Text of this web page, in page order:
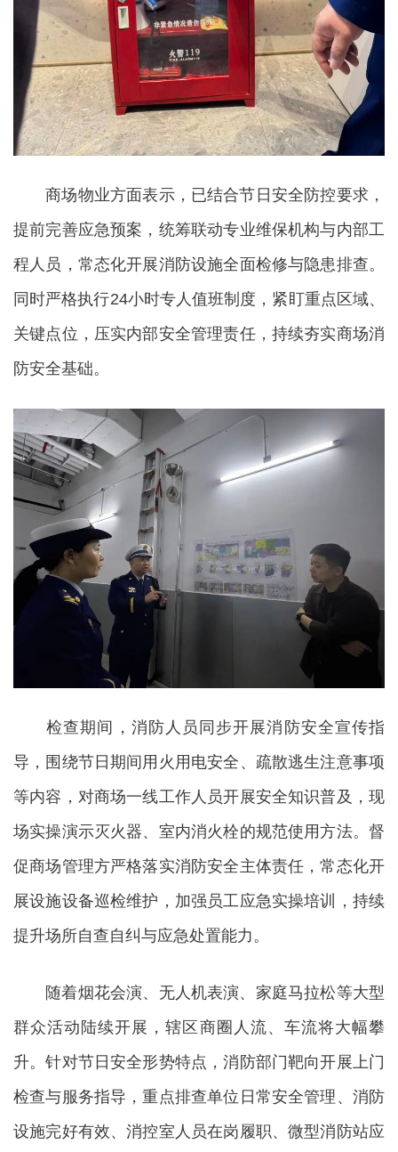
商场物业方面表示，已结合节日安全防控要求，
提前完善应急预案，统筹联动专业维保机构与内部工
程人员，常态化开展消防设施全面检修与隐患排查。
同时严格执行24小时专人值班制度，紧盯重点区域、
关键点位，压实内部安全管理责任，持续夯实商场消
防安全基础。
检查期间，消防人员同步开展消防安全宣传指
导，围绕节日期间用火用电安全、疏散逃生注意事项
等内容，对商场一线工作人员开展安全知识普及，现
场实操演示灭火器、室内消火栓的规范使用方法。督
促商场管理方严格落实消防安全主体责任，常态化开
展设施设备巡检维护，加强员工应急实操培训，持续
提升场所自查自纠与应急处置能力。
随着烟花会演、无人机表演、家庭马拉松等大型
群众活动陆续开展，辖区商圈人流、车流将大幅攀
升。针对节日安全形势特点，消防部门靶向开展上门
检查与服务指导，重点排查单位日常安全管理、消防
设施完好有效、消控室人员在岗履职、微型消防站应